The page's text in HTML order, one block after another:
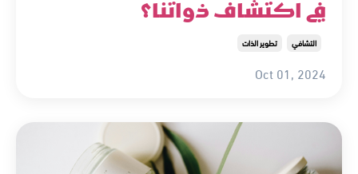
في اكتشاف ذواتنا؟
التشافي تطوير الذات
Oct 01, 2024